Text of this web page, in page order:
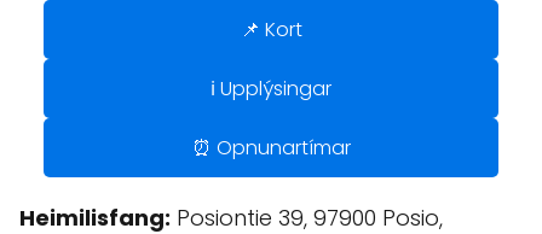
📌 Kort
ℹ️ Upplýsingar
⏰ Opnunartímar
Heimilisfang: Posiontie 39, 97900 Posio,